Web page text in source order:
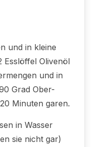
und in kleine
Esslöffel Olivenöl
und in
Grad Ober-
Minuten garen.
in Wasser
sie nicht gar)